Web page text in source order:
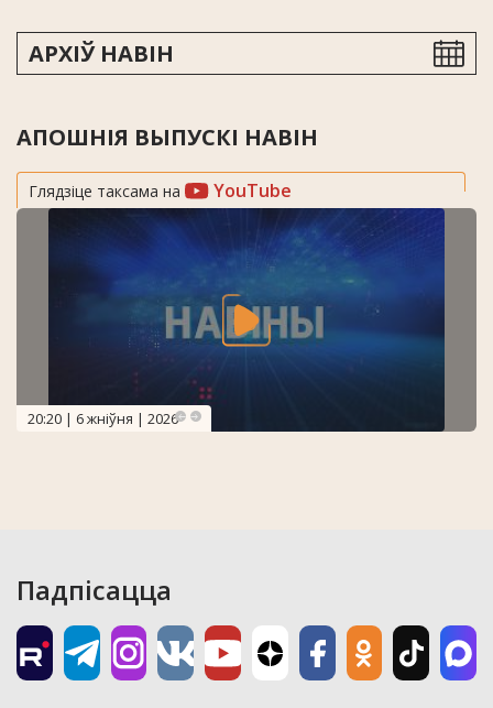
АРХІЎ НАВІН
АПОШНІЯ ВЫПУСКІ НАВІН
Глядзіце таксама на YouTube
20:20 | 6 жніўня | 2026
Падпісацца